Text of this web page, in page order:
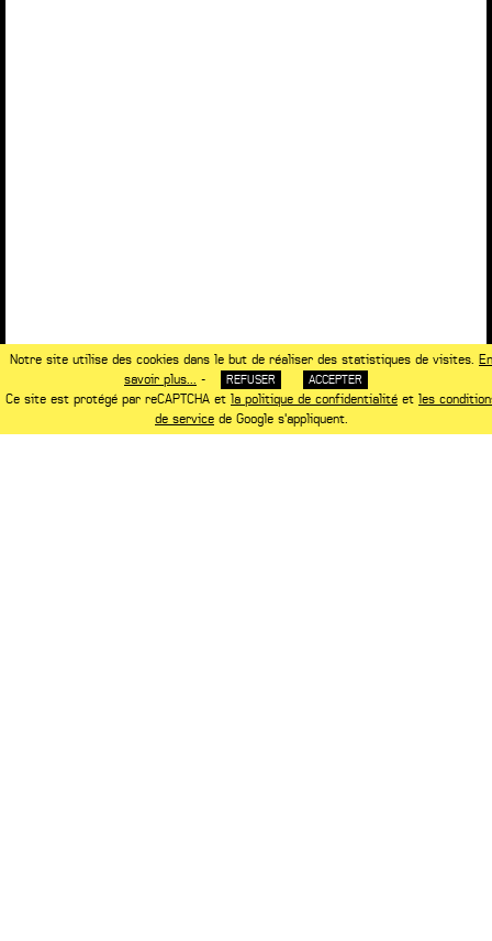
Notre site utilise des cookies dans le but de réaliser des statistiques de visites. En
savoir plus...
- REFUSER ACCEPTER
Ce site est protégé par reCAPTCHA et la politique de confidentialité et les
de service de Google s'appliquent.